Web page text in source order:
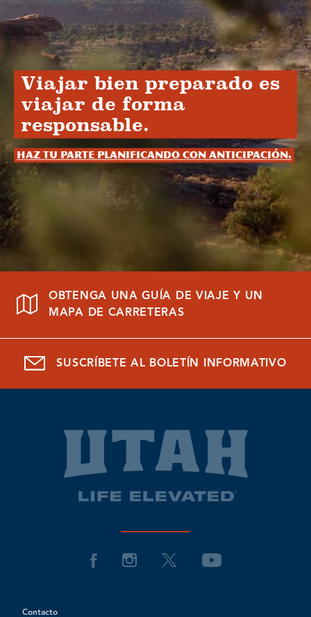
Viajar bien preparado es
viajar de forma
responsable.
Haz tu parte planificando con anticipación.
OBTENGA UNA GUÍA DE VIAJE Y UN
MAPA DE CARRETERAS
SUSCRÍBETE AL BOLETÍN INFORMATIVO
Contacto